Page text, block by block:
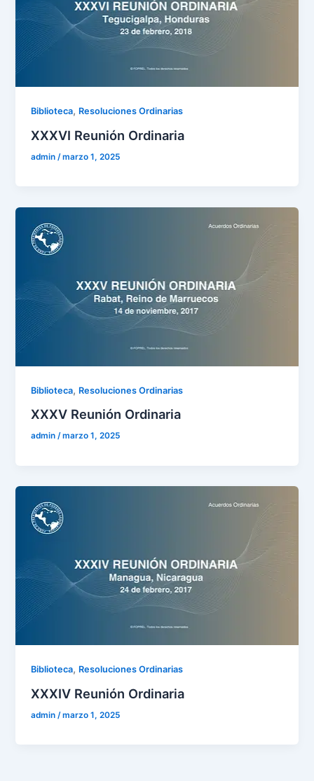
Biblioteca, Resoluciones Ordinarias
XXXVI Reunión Ordinaria
admin /marzo 1, 2025
Biblioteca, Resoluciones Ordinarias
XXXV Reunión Ordinaria
admin/marzo 1, 2025
Biblioteca, Resoluciones Ordinarias
XXXIV Reunión Ordinaria
admin /marzo 1, 2025